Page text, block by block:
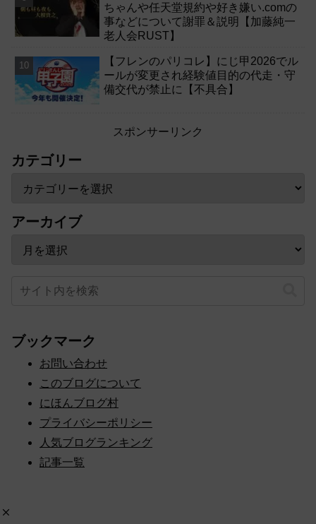
ちゃんや任天堂規約や好き嫌い.comの
事などについて謝罪＆説明【加藤純一
老人会RUST】
【フレンのパリコレ】にじ甲2026でル
ールが変更され経験値目的の代走・守
備交代が禁止に【不具合】
スポンサーリンク
カテゴリー
アーカイブ
ブックマーク
お問い合わせ
このブログについて
にほんブログ村
プライバシーポリシー
人気ブログランキング
記事一覧